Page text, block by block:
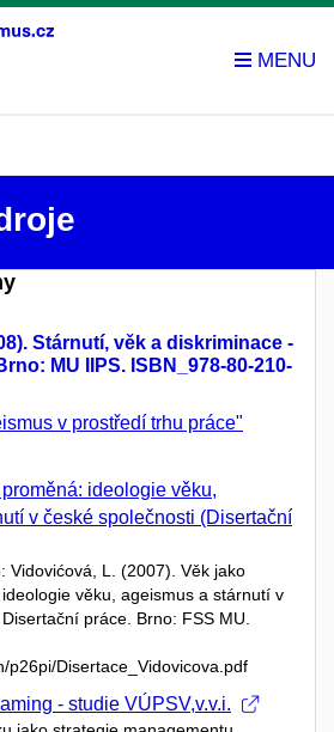
Stárnutí, věk a diskriminace -
MU IIPS. ISBN_978-80-210-
v prostředí trhu práce"
ideologie věku,
v české společnosti (Disertační
Vidovićová, L. (2007). Věk jako
věku, ageismus a stárnutí v
práce. Brno: FSS MU.
p26pi/Disertace_Vidovicova.pdf
- studie VÚPSV,v.v.i.